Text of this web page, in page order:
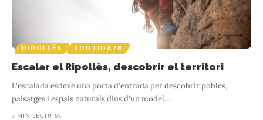
LA 40 FIRA, DE LES 4O HORES,
RIPOLL
2 MIN LECTURA
Ripoll 27, 28 I 29 de març: UNA MICA MÉS AVIAT QUE L’ANY PASSAT,
D’ACORD AMB EL CALENDARI DE LA PASQUA CRISTIANA Aquesta
RIPOLLÈS SORTIDA78
Escalar el Ripollès, descobrir el territori
L'escalada esdevé una porta d'entrada per descobrir pobles,
paisatges i espais naturals dins d'un model…
7 MIN LECTURA